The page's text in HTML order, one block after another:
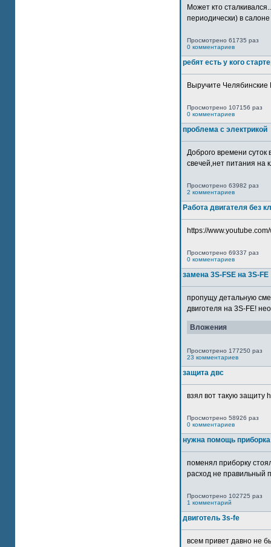
Может кто
периодически) в
Просмотрено 61735 раз
0 комментариев
ребят есть у кого
Выручите
Просмотрено 107156 раз
0 комментариев
проблема с электрикой
Доброго времени суток
свечей,нет питания на
Просмотрено 63982 раз
2 комментариев
Работа двигателя без
https://
Просмотрено 69337 раз
0 комментариев
замена 3S-FSE на 3S-FE
пропущу детальную
двиготеля на 3S-FE!
Вложения
Просмотрено 177250 раз
23 комментариев
защита двс
взял вот такую защиту
Просмотрено 58926 раз
0 комментариев
нужна помощь
поменял приборку
расход не правильный
Просмотрено 102725 раз
1 комментарий
двиготель 3s-fe
всем привет давно не